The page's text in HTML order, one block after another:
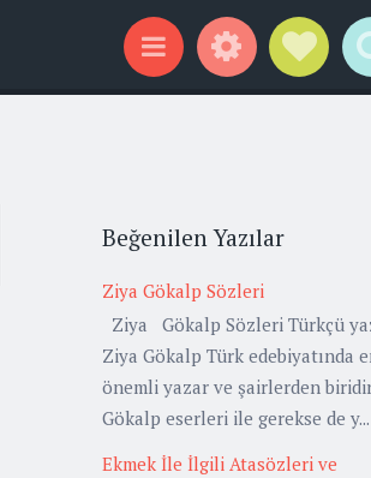
Menu Widgets
Beğenilen Yazılar
Ziya Gökalp Sözleri
Ziya Gökalp Sözleri Türkçü
Ziya Gökalp Türk edebiyatında
önemli yazar ve şairlerden
Gökalp eserleri ile gerekse de y...
Ekmek İle İlgili Atasözleri ve